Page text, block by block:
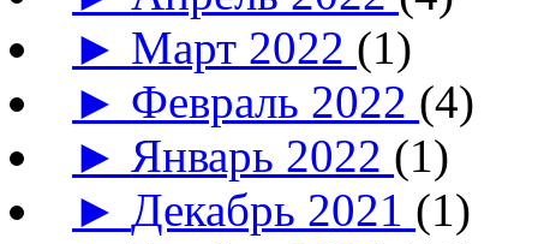
► Март 2022 (1)
► Февраль 2022 (4)
► Январь 2022 (1)
►Декабрь 2021 (1)